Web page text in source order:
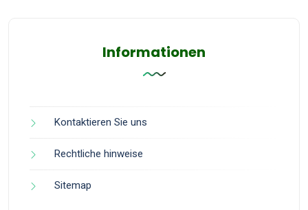
Informationen
Kontaktieren Sie uns
Rechtliche hinweise
Sitemap